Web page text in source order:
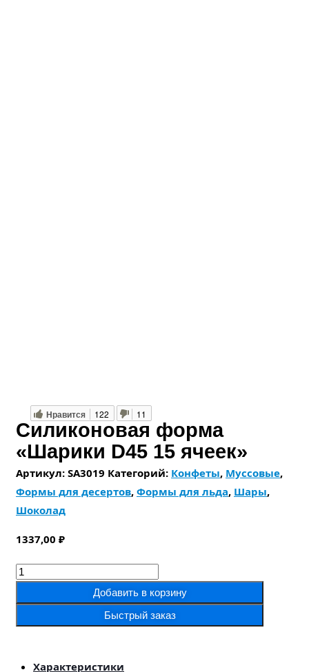
Нравится 122 11
Силиконовая форма
«Шарики D45 15 ячеек»
Артикул: SA3019 Категорий: Конфеты, Муссовые,
Формы для десертов, Формы для льда, Шары,
Шоколад
1337,00 ₽
Количество
Силиконовая
форма
D45
Добавить в корзину
Быстрый заказ
Характеристики